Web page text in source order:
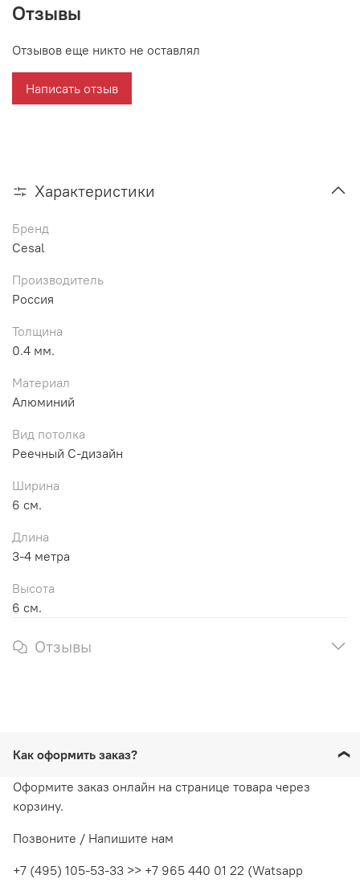
Отзывы
Отзывов еще никто не оставлял
Написать отзыв
Характеристики
Бренд
Cesal
Производитель
Россия
Толщина
0.4 мм.
Материал
Алюминий
Вид потолка
Реечный С-дизайн
Ширина
6 см.
Длина
3-4 метра
Высота
6 см.
Отзывы
Как оформить заказ?
Оформите заказ онлайн на странице товара через
корзину.
Позвоните / Напишите нам
+7 (495) 105-53-33 >> +7 965 440 01 22 (Watsapp